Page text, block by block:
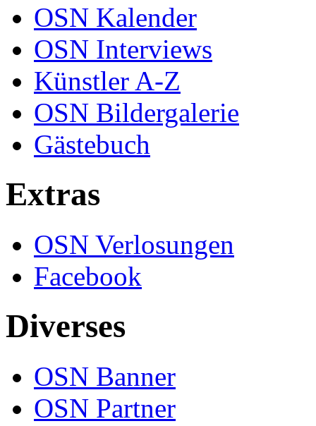
OSN Kalender
OSN Interviews
Künstler A-Z
OSN Bildergalerie
Gästebuch
Extras
OSN Verlosungen
Facebook
Diverses
OSN Banner
OSN Partner